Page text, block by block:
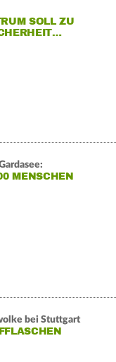
SOLL ZU
MENSCHEN
bei Stuttgart